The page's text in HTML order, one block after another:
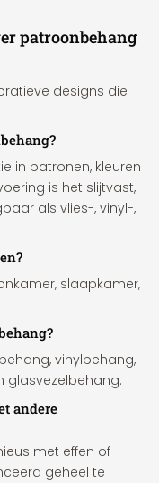
patroonbehang
designs die
in patronen, kleuren
is het slijtvast,
als vlies-, vinyl-,
slaapkamer,
vinylbehang,
glasvezelbehang.
andere
met effen of
geheel te